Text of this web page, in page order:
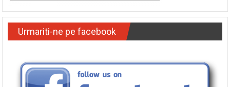
Urmariti-ne pe facebook